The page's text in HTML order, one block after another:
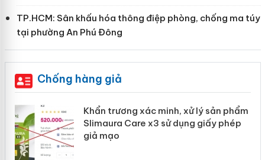
TP.HCM: Sân khấu hóa thông điệp phòng, chống ma túy
tại phường An Phú Đông
Chống hàng giả
Khẩn trương xác minh, xử lý sản phẩm
Slimaura Care x3 sử dụng giấy phép
giả mạo